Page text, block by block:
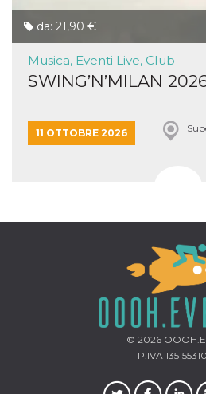
da: 21,90 €
Musica, Eventi Live, Club
SWING’N’MILAN
11 OTTOBRE 2026
© 2026
P.IVA